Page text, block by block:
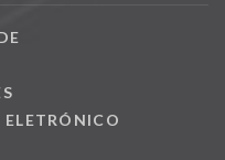
ELETRÓNICO